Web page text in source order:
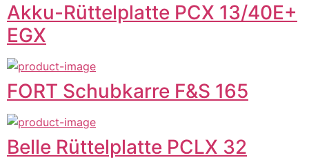
Akku-Rüttelplatte PCX 13/40E+
EGX
FORT Schubkarre F&S 165
Belle Rüttelplatte PCLX 32